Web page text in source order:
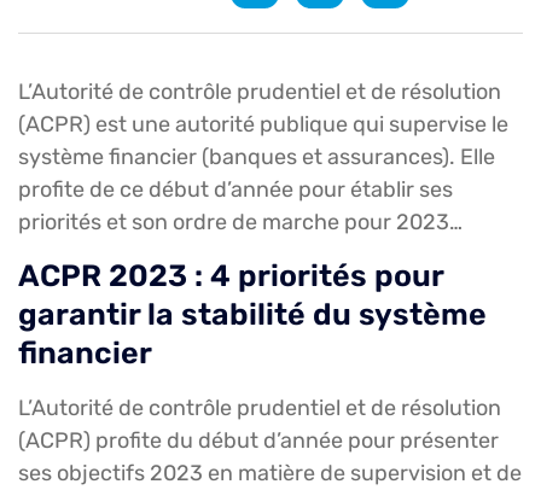
L’Autorité de contrôle prudentiel et de résolution
(ACPR) est une autorité publique qui supervise le
système financier (banques et assurances). Elle
profite de ce début d’année pour établir ses
priorités et son ordre de marche pour 2023…
ACPR 2023 : 4 priorités pour
garantir la stabilité du système
financier
L’Autorité de contrôle prudentiel et de résolution
(ACPR) profite du début d’année pour présenter
ses objectifs 2023 en matière de supervision et de